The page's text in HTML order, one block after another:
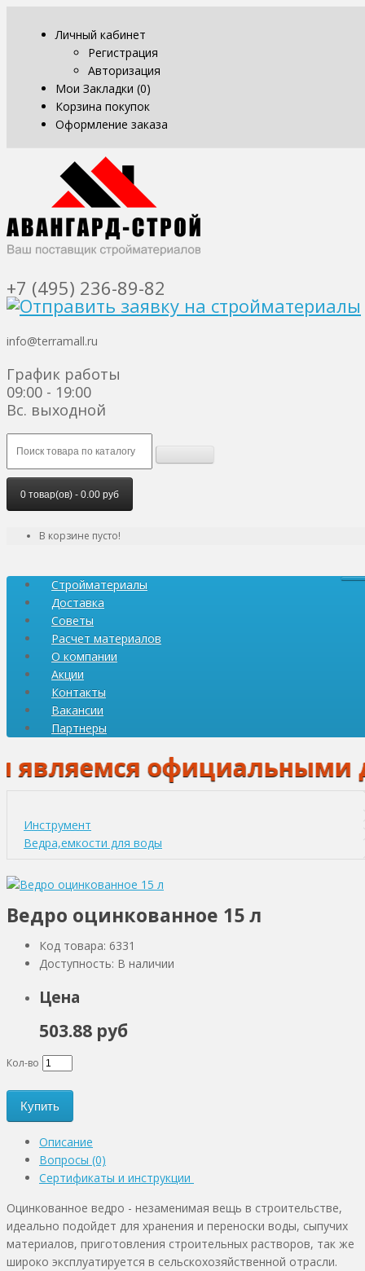
Личный кабинет
Регистрация
Авторизация
Мои Закладки (0)
Корзина покупок
Оформление заказа
+7 (495) 236-89-82
info@terramall.ru
График работы
09:00 - 19:00
Вс. выходной
0 товар(ов) - 0.00 руб
В корзине пусто!
Стройматериалы
Доставка
Советы
Расчет материалов
О компании
Акции
Контакты
Вакансии
Партнеры
официальными
Инструмент
Ведра,емкости для воды
Ведро оцинкованное 15 л
Код товара: 6331
Доступность: В наличии
Цена
503.88 руб
Кол-во
Купить
Описание
Вопросы (0)
Сертификаты и инструкции
Оцинкованное ведро - незаменимая вещь в строительстве,
идеально подойдет для хранения и переноски воды, сыпучих
материалов, приготовления строительных растворов, так же
широко эксплуатируется в сельскохозяйственной отрасли.